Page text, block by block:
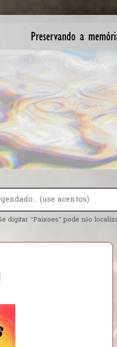
digitar “Paixoes” pode não